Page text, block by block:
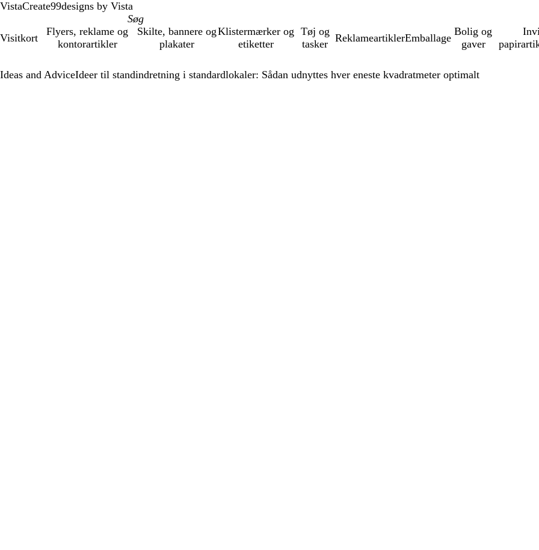
VistaCreate99designs by Vista
Visitkort
Flyers, reklame og
kontorartikler
Skilte, bannere og
plakater
Klistermærker og
etiketter
Tøj og
tasker
ReklameartiklerEmballage
Bolig og
gaver
Ideas and AdviceIdeer til standindretning i standardlokaler: Sådan udnyttes hver eneste kvadratmeter optimalt